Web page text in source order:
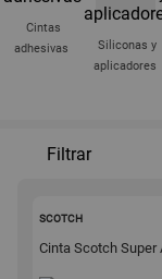
Cintas
adhesivas
Siliconas y
aplicadores
Filtrar
SCOTCH
Cinta Scotch Super